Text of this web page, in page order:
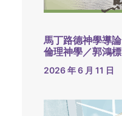
馬丁路德神學導
倫理神學／郭鴻標
2026 年 6 月 11 日